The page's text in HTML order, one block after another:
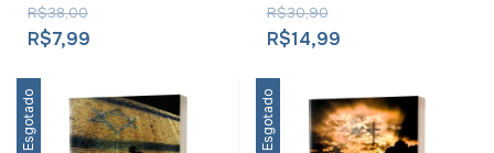
R$7,99
R$38,00
R$14,99
R$30,90
Esgotado Esgotado